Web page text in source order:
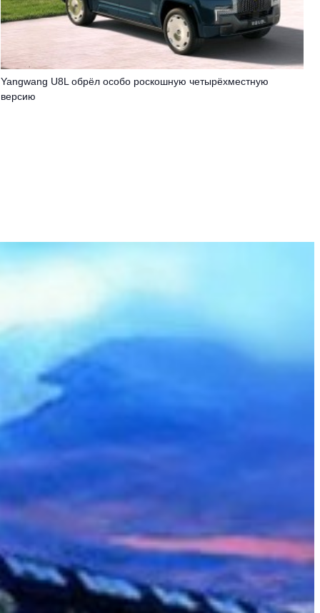
Yangwang U8L обрёл особо роскошную четырёхместную
версию